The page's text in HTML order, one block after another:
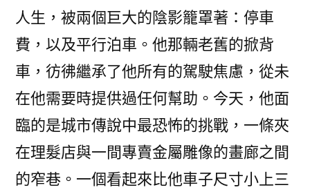
人生，被兩個巨大的陰影籠罩著：停車
費，以及平行泊車。他那輛老舊的掀背
車，彷彿繼承了他所有的駕駛焦慮，從未
在他需要時提供過任何幫助。今天，他面
臨的是城市傳說中最恐怖的挑戰，一條夾
在理髮店與一間專賣金屬雕像的畫廊之間
的窄巷。一個看起來比他車子尺寸小上三